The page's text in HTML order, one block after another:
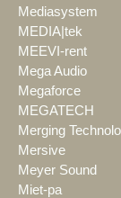
Mediasystem
MEDIA|tek
MEEVI-rent
Mega Audio
Megaforce
MEGATECH
Merging
Mersive
Meyer Sound
Miet-pa